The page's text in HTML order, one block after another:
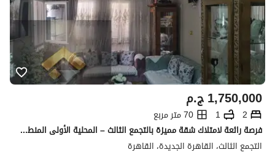
ج.م1,750,000
2
1
70 متر مربع
فرصة رائعة لامتلاك شقة مميزة بالتجمع الثالث – المحلية الأولى المنطقة الثالثة | 70 متر تشطيب سوبر لوكس بالدور الثاني | موقع حيوي بالقرب من جميع الخدمات
التجمع الثالث، القاهرة الجديدة، القاهرة